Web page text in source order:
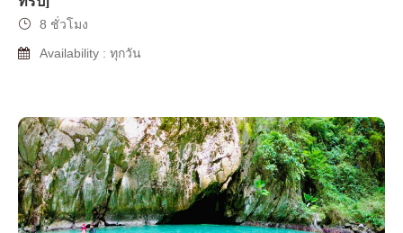
8 ชั่วโมง
Availability : ทุกวัน